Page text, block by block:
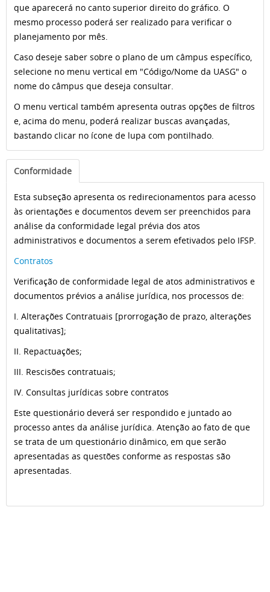
que aparecerá no canto superior direito do gráfico. O
mesmo processo poderá ser realizado para verificar o
planejamento por mês.
Caso deseje saber sobre o plano de um câmpus específico,
selecione no menu vertical em "Código/Nome da UASG" o
nome do câmpus que deseja consultar.
O menu vertical também apresenta outras opções de filtros
e, acima do menu, poderá realizar buscas avançadas,
bastando clicar no ícone de lupa com pontilhado.
Conformidade
Esta subseção apresenta os redirecionamentos para acesso
às orientações e documentos devem ser preenchidos para
análise da conformidade legal prévia dos atos
administrativos e documentos a serem efetivados pelo IFSP.
Contratos
Verificação de conformidade legal de atos administrativos e
documentos prévios a análise jurídica, nos processos de:
I. Alterações Contratuais [prorrogação de prazo, alterações
qualitativas];
II. Repactuações;
III. Rescisões contratuais;
IV. Consultas jurídicas sobre contratos
Este questionário deverá ser respondido e juntado ao
processo antes da análise jurídica. Atenção ao fato de que
se trata de um questionário dinâmico, em que serão
apresentadas as questões conforme as respostas são
apresentadas.